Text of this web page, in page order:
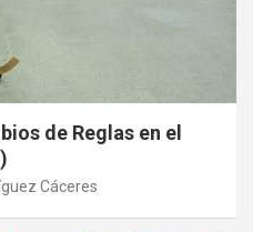
de Reglas en el
Cáceres